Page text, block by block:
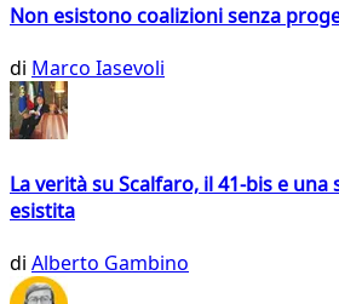
Non esistono coalizioni senza
di Marco Iasevoli
La verità su Scalfaro, il 41-bis e
esistita
di Alberto Gambino